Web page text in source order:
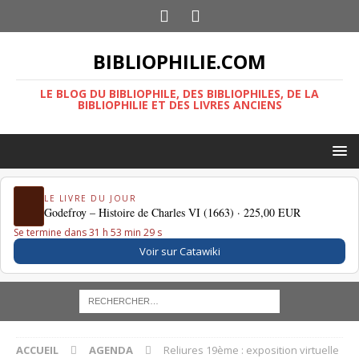
BIBLIOPHILIE.COM
LE BLOG DU BIBLIOPHILE, DES BIBLIOPHILES, DE LA
BIBLIOPHILIE ET DES LIVRES ANCIENS
LE LIVRE DU JOUR
Godefroy – Histoire de Charles VI (1663) · 225,00 EUR
Se termine dans 31 h 53 min 28 s
Voir sur Catawiki
ACCUEIL AGENDA
Reliures 19ème : exposition virtuelle